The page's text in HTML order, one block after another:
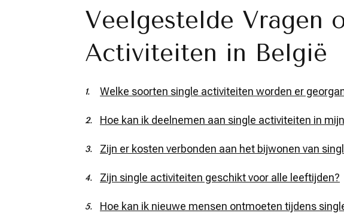
Veelgestelde Vragen
Activiteiten in België
Welke soorten single activiteiten worden er
Hoe kan ik deelnemen aan single activiteiten in
Zijn er kosten verbonden aan het bijwonen van
Zijn single activiteiten geschikt voor alle leeftijden?
Hoe kan ik nieuwe mensen ontmoeten tijdens